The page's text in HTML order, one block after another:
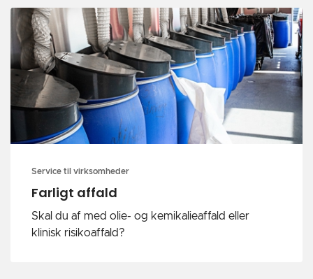
Service til virksomheder
Farligt affald
Skal du af med olie- og kemikalieaffald eller
klinisk risikoaffald?